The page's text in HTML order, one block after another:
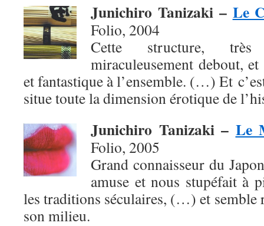
Junichiro Tanizaki – Le
Folio, 2004
Cette structure, très
miraculeusement debout,
et fantastique à l’ensemble. (…) Et
situe toute la dimension érotique de
Junichiro Tanizaki – Le
Folio, 2005
Grand connaisseur du
amuse et nous stupéfait à
les traditions séculaires, (…) et semble
son milieu.